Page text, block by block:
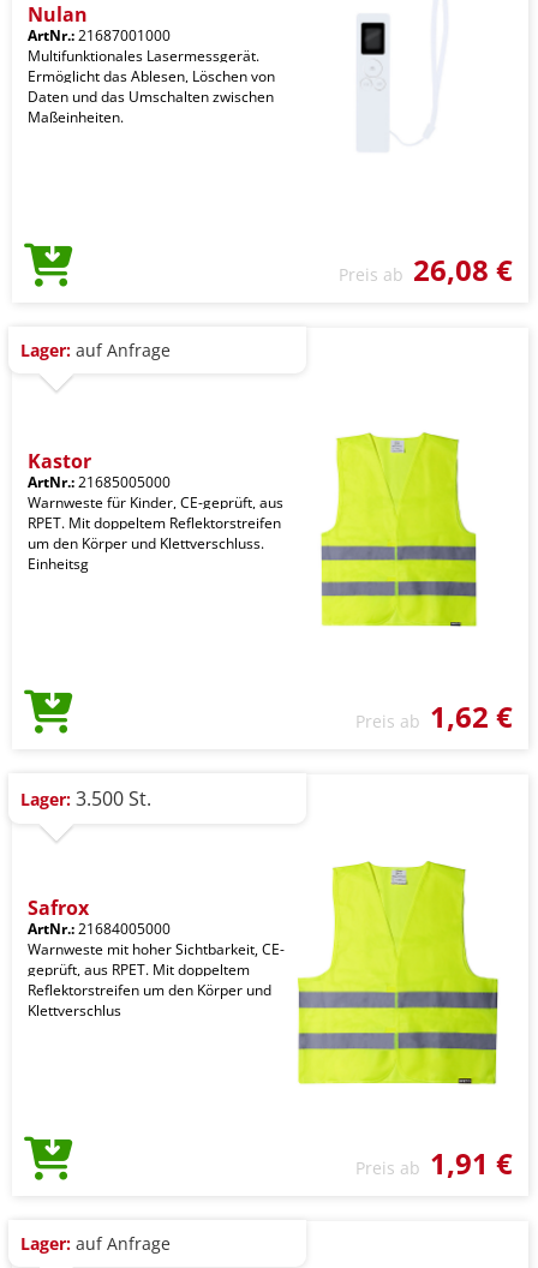
Nulan
ArtNr.:21687001000
Multifunktionales Lasermessgerät.
Ermöglicht das Ablesen, Löschen von
Daten und das Umschalten zwischen
Maßeinheiten.
Preis ab 26,08 €
Lager: auf Anfrage
Kastor
ArtNr.:21685005000
Warnweste für Kinder, CE-geprüft, aus
RPET. Mit doppeltem Reflektorstreifen
um den Körper und Klettverschluss.
Einheitsg
Preis ab 1,62 €
Lager: 3.500 St.
Safrox
ArtNr.:21684005000
Warnweste mit hoher Sichtbarkeit, CE-
geprüft, aus RPET. Mit doppeltem
Reflektorstreifen um den Körper und
Klettverschlus
Preis ab 1,91 €
Lager: auf Anfrage